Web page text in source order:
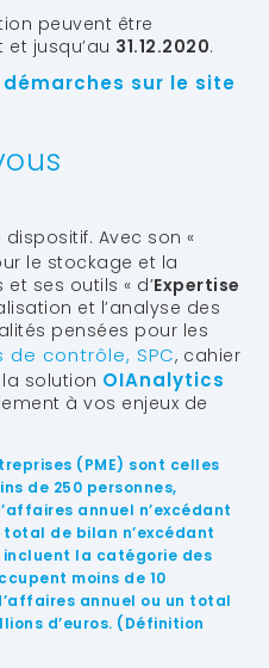
peuvent être
jusqu’au 31.12.2020.
sur le site
Avec son «
le stockage et la
ses outils « d’Expertise
et l’analyse des
pensées pour les
de contrôle, SPC, cahier
la solution OIAnalytics
à vos enjeux de
(PME) sont celles
de 250 personnes,
annuel n’excédant
total de bilan n’excédant
incluent la catégorie des
moins de 10
annuel ou un total
d’euros. (Définition